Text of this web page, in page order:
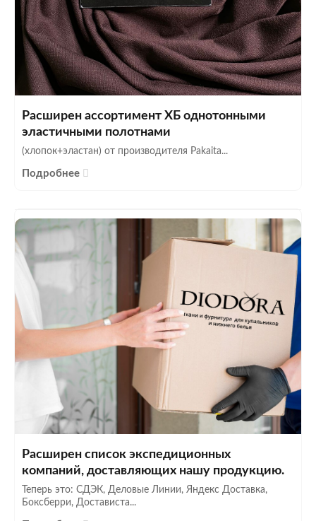
Расширен ассортимент ХБ однотонными
эластичными полотнами
(хлопок+эластан) от производителя Pakaita...
Подробнее
Расширен список экспедиционных
компаний, доставляющих нашу продукцию.
Теперь это: СДЭК, Деловые Линии, Яндекс Доставка,
Боксберри, Достависта...